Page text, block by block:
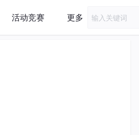
活动竞赛 更多